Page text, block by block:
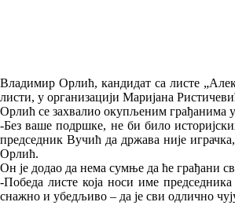
Владимир Орлић, кандидат са листе
листи, у организацији Маријана
Орлић се захвалио окупљеним грађанима
-Без ваше подршке, не би било
председник Вучић да држава није
Орлић.
Он је додао да нема сумње да ће грађани
-Победа листе која носи име
снажно и убедљиво – да је сви одлично